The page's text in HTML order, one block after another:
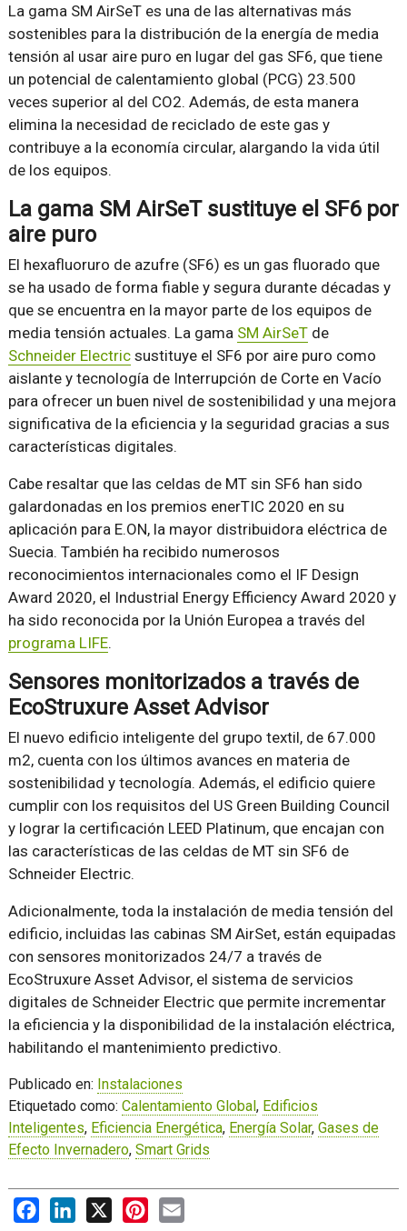
La gama SM AirSeT es una de las alternativas más
sostenibles para la distribución de la energía de media
tensión al usar aire puro en lugar del gas SF6, que tiene
un potencial de calentamiento global (PCG) 23.500
veces superior al del CO2. Además, de esta manera
elimina la necesidad de reciclado de este gas y
contribuye a la economía circular, alargando la vida útil
de los equipos.
La gama SM AirSeT sustituye el SF6 por
aire puro
El hexafluoruro de azufre (SF6) es un gas fluorado que
se ha usado de forma fiable y segura durante décadas y
que se encuentra en la mayor parte de los equipos de
media tensión actuales. La gama SM AirSeTde
Schneider Electricsustituye el SF6 por aire puro como
aislante y tecnología de Interrupción de Corte en Vacío
para ofrecer un buen nivel de sostenibilidad y una mejora
significativa de la eficiencia y la seguridad gracias a sus
características digitales.
Cabe resaltar que las celdas de MT sin SF6 han sido
galardonadas en los premios enerTIC 2020 en su
aplicación para E.ON, la mayor distribuidora eléctrica de
Suecia. También ha recibido numerosos
reconocimientos internacionales como el IF Design
Award 2020, el Industrial Energy Efficiency Award 2020 y
ha sido reconocida por la Unión Europea a través del
programa LIFE.
Sensores monitorizados a través de
EcoStruxure Asset Advisor
El nuevo edificio inteligente del grupo textil, de 67.000
m2, cuenta con los últimos avances en materia de
sostenibilidad y tecnología. Además, el edificio quiere
cumplir con los requisitos del US Green Building Council
y lograr la certificación LEED Platinum, que encajan con
las características de las celdas de MT sin SF6 de
Schneider Electric.
Adicionalmente, toda la instalación de media tensión del
edificio, incluidas las cabinas SM AirSet, están equipadas
con sensores monitorizados 24/7 a través de
EcoStruxure Asset Advisor, el sistema de servicios
digitales de Schneider Electric que permite incrementar
la eficiencia y la disponibilidad de la instalación eléctrica,
habilitando el mantenimiento predictivo.
Publicado en: Instalaciones
Etiquetado como: Calentamiento Global, Edificios
Inteligentes, Eficiencia Energética, Energía Solar, Gases de
Efecto Invernadero, Smart Grids
FacebookLinkedIn
X PinterestEmail